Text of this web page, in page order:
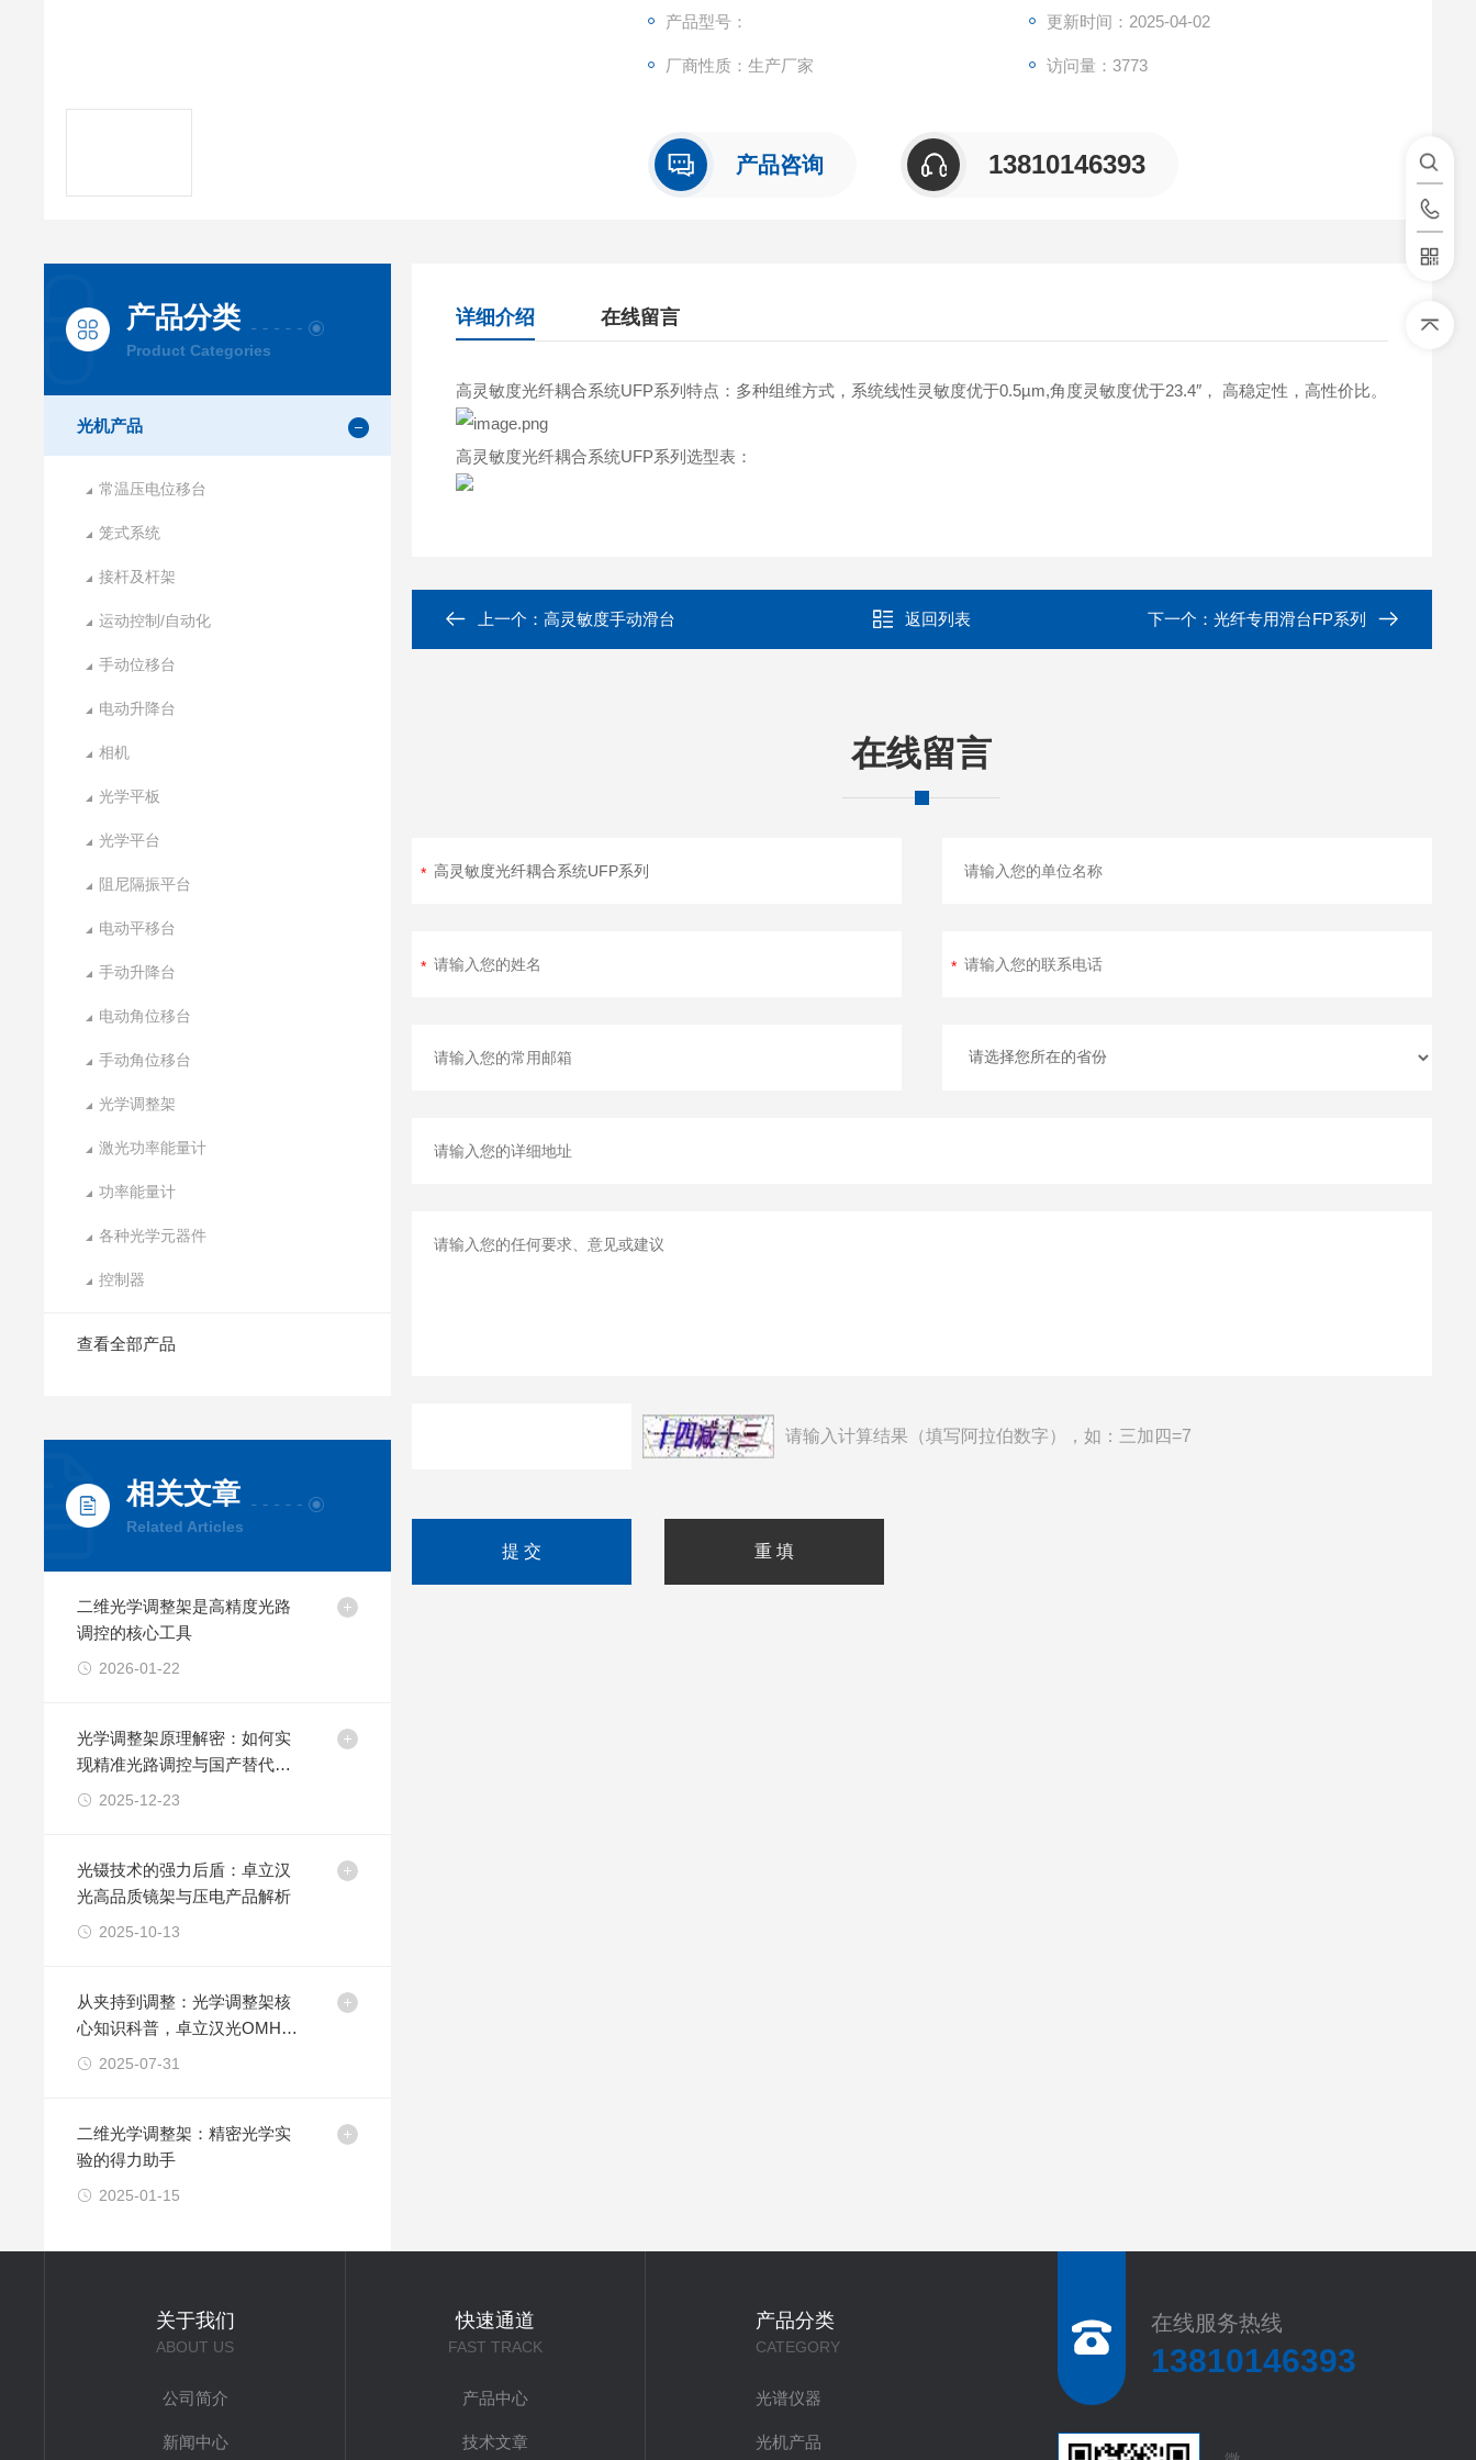
产品型号： 更新时间：2025-04-02
厂商性质：生产厂家 访问量：3773
产品咨询 13810146393
产品分类
Product Categories
光机产品
常温压电位移台
笼式系统
接杆及杆架
运动控制/自动化
手动位移台
电动升降台
相机
光学平板
光学平台
阻尼隔振平台
电动平移台
手动升降台
电动角位移台
手动角位移台
光学调整架
激光功率能量计
功率能量计
各种光学元器件
控制器
查看全部产品
相关文章
Related Articles
二维光学调整架是高精度光路
调控的核心工具
2026-01-22
光学调整架原理解密：如何实
现精准光路调控与国产替代方
案
2025-12-23
光镊技术的强力后盾：卓立汉
光高品质镜架与压电产品解析
2025-10-13
从夹持到调整：光学调整架核
心知识科普，卓立汉光OMHS
调整架灵敏度揭秘
2025-07-31
二维光学调整架：精密光学实
验的得力助手
2025-01-15
详细介绍 在线留言
高灵敏度光纤耦合系统UFP系列特点：多种组维方式，系统线性灵敏度优于0.5µm,角度灵敏度优于23.4″， 高稳定性，高性价比。
高灵敏度光纤耦合系统UFP系列选型表：
上一个：高灵敏度手动滑台 返回列表 下一个： 光纤专用滑台FP系列
在线留言
请输入计算结果（填写阿拉伯数字），如：三加四=7
关于我们
ABOUT US
公司简介
新闻中心
快速通道
FAST TRACK
产品中心
技术文章
产品分类
CATEGORY
光谱仪器
光机产品
在线服务热线
13810146393